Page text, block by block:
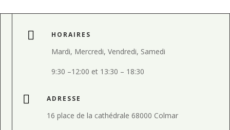
 HORAIRES
Mardi, Mercredi, Vendredi, Samedi
9:30 –12:00 et 13:30 – 18:30
 ADRESSE
16 place de la cathédrale 68000 Colmar